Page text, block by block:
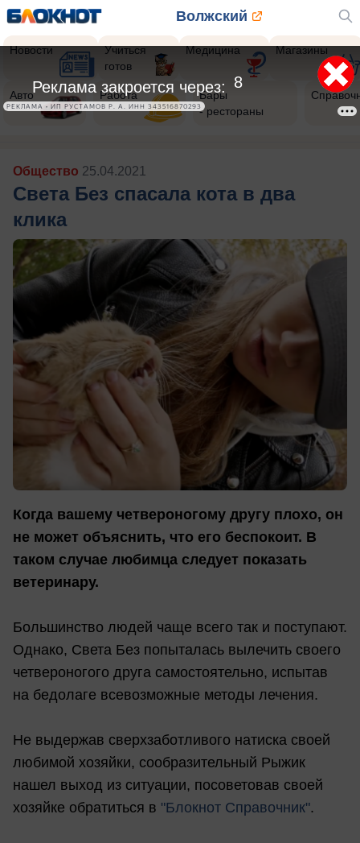
Волжский
Новости
Учиться
готов
Медицина Магазины
Авто Работа
Бары
- рестораны
Общество 25.04.2021
Света Без спасала кота в два
клика
Когда вашему четвероногому другу плохо, он
не может объяснить, что его беспокоит. В
таком случае любимца следует показать
ветеринару.
Большинство людей чаще всего так и поступают.
Однако, Света Без попыталась вылечить своего
четвероногого друга самостоятельно, испытав
на бедолаге всевозможные методы лечения.
Не выдержав сверхзаботливого натиска своей
любимой хозяйки, сообразительный Рыжик
нашел выход из ситуации, посоветовав своей
хозяйке обратиться в "Блокнот Справочник".
6
Реклама закроется через:
РЕКЛАМА • ИП РУСТАМОВ Р. А. ИНН 343516870293